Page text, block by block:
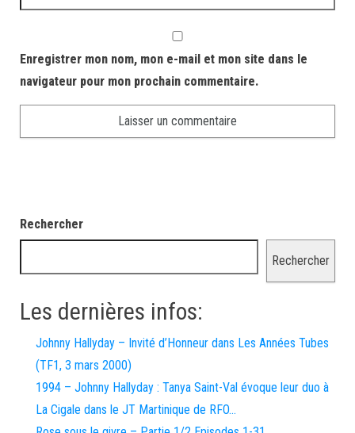
Enregistrer mon nom, mon e-mail et mon site dans le
navigateur pour mon prochain commentaire.
Rechercher
Rechercher
Les dernières infos:
Johnny Hallyday – Invité d’Honneur dans Les Années Tubes
(TF1, 3 mars 2000)
1994 – Johnny Hallyday : Tanya Saint-Val évoque leur duo à
La Cigale dans le JT Martinique de RFO…